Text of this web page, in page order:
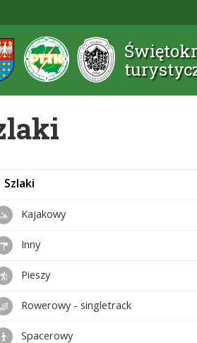
Szlaki
Kajakowy
Inny
Pieszy
Rowerowy - singletrack
Spacerowy